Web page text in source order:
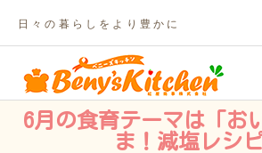
日々の暮らしをより豊かに
6月の食育テーマは「お
ま！減塩レシピ